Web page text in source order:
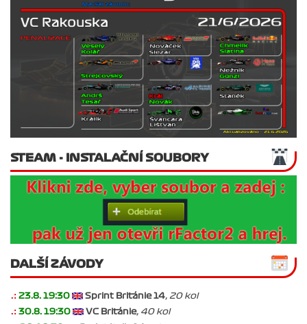
STEAM - INSTALAČNÍ SOUBORY
DALŠÍ ZÁVODY
.: 23.8. 19:30 Sprint Británie 14, 20 kol
.: 30.8. 19:30 VC Británie, 40 kol